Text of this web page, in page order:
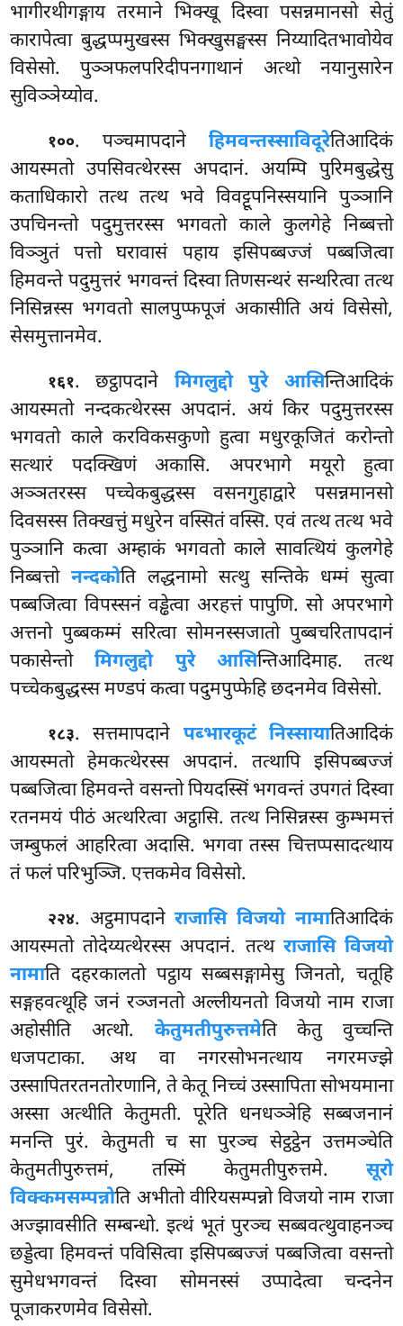
भागीरथीगङ्गाय तरमाने भिक्खू दिस्वा पसन्नमानसो सेतुं
कारापेत्वा बुद्धप्पमुखस्स भिक्खुसङ्घस्स निय्यादितभावोयेव
विसेसो. पुञ्ञफलपरिदीपनगाथानं अत्थो नयानुसारेन
सुविञ्ञेय्योव.
१००. पञ्चमापदाने हिमवन्तस्साविदूरेतिआदिकं
आयस्मतो उपसिवत्थेरस्स अपदानं. अयम्पि पुरिमबुद्धेसु
कताधिकारो तत्थ तत्थ भवे विवट्टूपनिस्सयानि पुञ्ञानि
उपचिनन्तो पदुमुत्तरस्स भगवतो काले कुलगेहे निब्बत्तो
विञ्ञुतं पत्तो घरावासं पहाय इसिपब्बज्जं पब्बजित्वा
हिमवन्ते पदुमुत्तरं भगवन्तं दिस्वा तिणसन्थरं सन्थरित्वा तत्थ
निसिन्नस्स भगवतो सालपुप्फपूजं अकासीति अयं विसेसो,
सेसमुत्तानमेव.
१६१. छट्ठापदाने मिगलुद्दो पुरे आसिन्तिआदिकं
आयस्मतो नन्दकत्थेरस्स अपदानं. अयं किर पदुमुत्तरस्स
भगवतो काले करविकसकुणो हुत्वा मधुरकूजितं करोन्तो
सत्थारं पदक्खिणं अकासि. अपरभागे मयूरो हुत्वा
अञ्ञतरस्स पच्चेकबुद्धस्स वसनगुहाद्वारे पसन्नमानसो
दिवसस्स तिक्खत्तुं मधुरेन वस्सितं वस्सि. एवं तत्थ तत्थ भवे
पुञ्ञानि कत्वा अम्हाकं भगवतो काले सावत्थियं कुलगेहे
निब्बत्तोनन्दकोति लद्धनामो सत्थु सन्तिके धम्मं सुत्वा
पब्बजित्वा विपस्सनं वड्ढेत्वा अरहत्तं पापुणि. सो अपरभागे
अत्तनो पुब्बकम्मं सरित्वा सोमनस्सजातो पुब्बचरितापदानं
पकासेन्तोमिगलुद्दो पुरे आसिन्तिआदिमाह. तत्थ
पच्चेकबुद्धस्स मण्डपं कत्वा पदुमपुप्फेहि छदनमेव विसेसो.
१८३. सत्तमापदाने पब्भारकूटं निस्सायातिआदिकं
आयस्मतो हेमकत्थेरस्स अपदानं. तत्थापि इसिपब्बज्जं
पब्बजित्वा हिमवन्ते वसन्तो पियदस्सिं भगवन्तं उपगतं दिस्वा
रतनमयं पीठं अत्थरित्वा अट्ठासि. तत्थ निसिन्नस्स कुम्भमत्तं
जम्बुफलं आहरित्वा अदासि. भगवा तस्स चित्तप्पसादत्थाय
तं फलं परिभुञ्जि. एत्तकमेव विसेसो.
२२४. अट्ठमापदानेराजासि विजयो नामातिआदिकं
आयस्मतो तोदेय्यत्थेरस्स अपदानं. तत्थ राजासि विजयो
नामाति दहरकालतो पट्ठाय सब्बसङ्गामेसु जिनतो, चतूहि
सङ्गहवत्थूहि जनं रञ्जनतो अल्लीयनतो विजयो नाम राजा
अहोसीति अत्थो. केतुमतीपुरुत्तमेति केतु वुच्चन्ति
धजपटाका. अथ वा नगरसोभनत्थाय नगरमज्झे
उस्सापितरतनतोरणानि, ते केतू निच्चं उस्सापिता सोभयमाना
अस्सा अत्थीति केतुमती. पूरेति धनधञ्ञेहि सब्बजनानं
मनन्ति पुरं. केतुमती च सा पुरञ्च सेट्ठट्ठेन उत्तमञ्चेति
केतुमतीपुरुत्तमं, तस्मिं केतुमतीपुरुत्तमे. सूरो
विक्कमसम्पन्नोति अभीतो वीरियसम्पन्नो विजयो नाम राजा
अज्झावसीति सम्बन्धो. इत्थं भूतं पुरञ्च सब्बवत्थुवाहनञ्च
छड्डेत्वा हिमवन्तं पविसित्वा इसिपब्बज्जं पब्बजित्वा वसन्तो
सुमेधभगवन्तं दिस्वा सोमनस्सं उप्पादेत्वा चन्दनेन
पूजाकरणमेव विसेसो.